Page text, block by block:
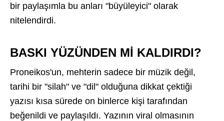
bir paylaşımla bu anları "büyüleyici" olarak
nitelendirdi.
BASKI YÜZÜNDEN Mİ KALDIRDI?
Proneikos'un, mehterin sadece bir müzik değil,
tarihi bir "silah" ve "dil" olduğuna dikkat çektiği
yazısı kısa sürede on binlerce kişi tarafından
beğenildi ve paylaşıldı. Yazının viral olmasının